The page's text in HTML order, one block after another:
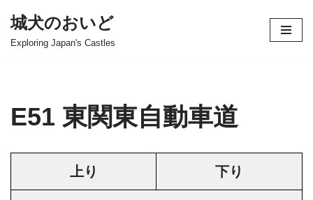
コ
へ
キ
プ
城犬のおいど
Exploring Japan's Castles
E51 東関東自動車道
上り 下り